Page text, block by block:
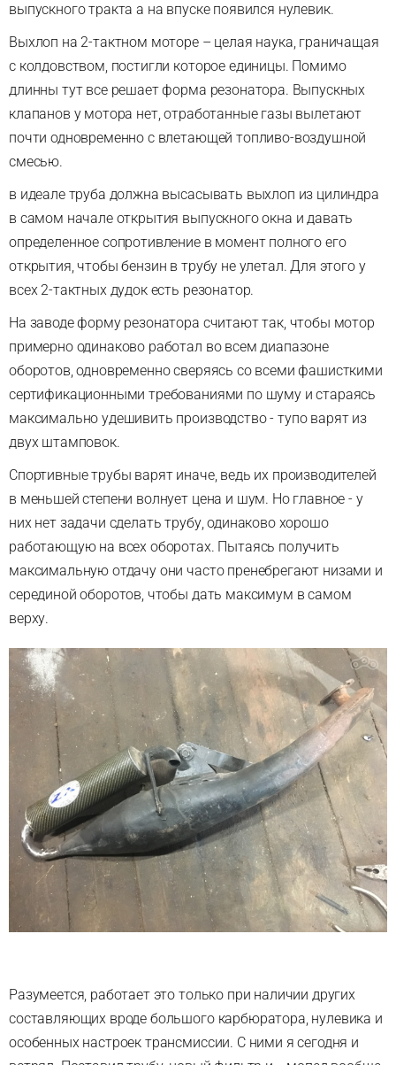
выпускного тракта а на впуске появился нулевик.
Выхлоп на 2-тактном моторе – целая наука, граничащая
с колдовством, постигли которое единицы. Помимо
длинны тут все решает форма резонатора. Выпускных
клапанов у мотора нет, отработанные газы вылетают
почти одновременно с влетающей топливо-воздушной
смесью.
в идеале труба должна высасывать выхлоп из цилиндра
в самом начале открытия выпускного окна и давать
определенное сопротивление в момент полного его
открытия, чтобы бензин в трубу не улетал. Для этого у
всех 2-тактных дудок есть резонатор.
На заводе форму резонатора считают так, чтобы мотор
примерно одинаково работал во всем диапазоне
оборотов, одновременно сверяясь со всеми фашисткими
сертификационными требованиями по шуму и стараясь
максимально удешивить производство - тупо варят из
двух штамповок.
Спортивные трубы варят иначе, ведь их производителей
в меньшей степени волнует цена и шум. Но главное - у
них нет задачи сделать трубу, одинаково хорошо
работающую на всех оборотах. Пытаясь получить
максимальную отдачу они часто пренебрегают низами и
серединой оборотов, чтобы дать максимум в самом
верху.
Разумеется, работает это только при наличии других
составляющих вроде большого карбюратора, нулевика и
особенных настроек трансмиссии. С ними я сегодня и